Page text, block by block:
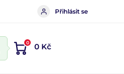
Přihlásit se
0 0 Kč